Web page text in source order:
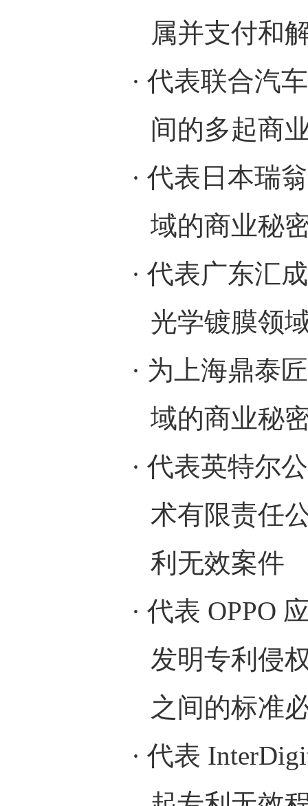
属并支付和
· 代表联合汽
间的多起商
· 代表日本瑞
域的商业秘
· 代表广东汇
光学镀膜领
· 为上海鼎泰
域的商业秘
· 代表英特尔
术有限责任
利无效案件
· 代表 OPPO
发明专利侵
之间的标准
· 代表